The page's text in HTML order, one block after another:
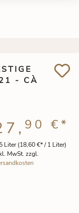
- CÀ
Liter(18,60 €* / 1 Liter)
MwSt. zzgl.
90 €*